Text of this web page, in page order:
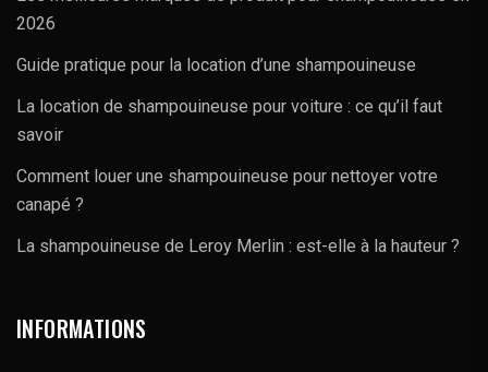
2026
Guide pratique pour la location d’une shampouineuse
La location de shampouineuse pour voiture : ce qu’il faut
savoir
Comment louer une shampouineuse pour nettoyer votre
canapé ?
La shampouineuse de Leroy Merlin : est-elle à la hauteur ?
INFORMATIONS